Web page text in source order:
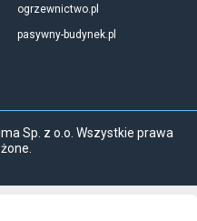
ogrzewnictwo.pl
pasywny-budynek.pl
Sp. z o.o. Wszystkie prawa